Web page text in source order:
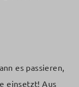
es passieren,
einsetzt! Aus